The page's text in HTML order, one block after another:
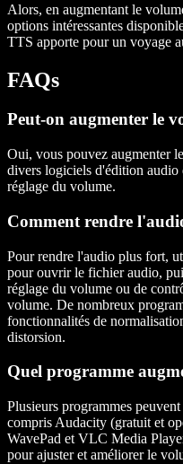
Alors, en augmentant le
options intéressantes
TTS apporte pour un voyage
FAQs
Peut-on augmenter le
Oui, vous pouvez augmenter
divers logiciels d'édition
réglage du volume.
Comment rendre
Pour rendre l'audio plus fort,
pour ouvrir le fichier audio,
réglage du volume ou de
volume. De nombreux
fonctionnalités de
distorsion.
Quel programme
Plusieurs programmes
compris Audacity (gratuit et
WavePad et VLC Media
pour ajuster et améliorer le